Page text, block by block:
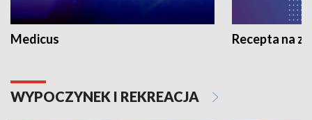
Medicus Recepta na
WYPOCZYNEK I REKREACJA